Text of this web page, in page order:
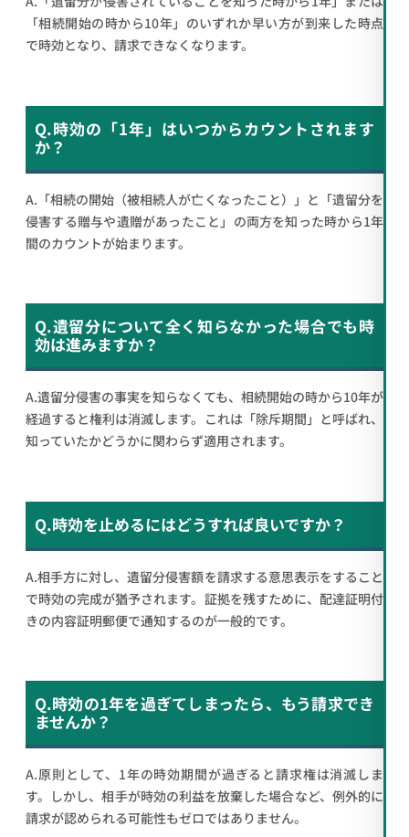
「相続開始の時から10年」のいずれか早い方が到来した時点
で時効となり、請求できなくなります。
Q.時効の「1年」はいつからカウントされます
か？
A.「相続の開始（被相続人が亡くなったこと）」と「遺留分を
侵害する贈与や遺贈があったこと」の両方を知った時から1年
間のカウントが始まります。
Q.遺留分について全く知らなかった場合でも時
効は進みますか？
A.遺留分侵害の事実を知らなくても、相続開始の時から10年が
経過すると権利は消滅します。これは「除斥期間」と呼ばれ、
知っていたかどうかに関わらず適用されます。
Q.時効を止めるにはどうすれば良いですか？
A.相手方に対し、遺留分侵害額を請求する意思表示をすること
で時効の完成が猶予されます。証拠を残すために、配達証明付
きの内容証明郵便で通知するのが一般的です。
Q.時効の1年を過ぎてしまったら、もう請求でき
ませんか？
A.原則として、1年の時効期間が過ぎると請求権は消滅しま
す。しかし、相手が時効の利益を放棄した場合など、例外的に
請求が認められる可能性もゼロではありません。